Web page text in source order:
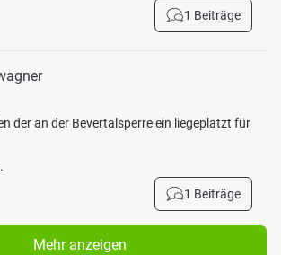
1 Beiträge
der an der Bevertalsperre ein liegeplatzt für
1 Beiträge
Mehr anzeigen